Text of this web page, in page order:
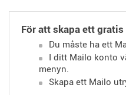
För att skapa ett
Du måste ha ett
I ditt Mailo konto
menyn.
Skapa ett Mailo